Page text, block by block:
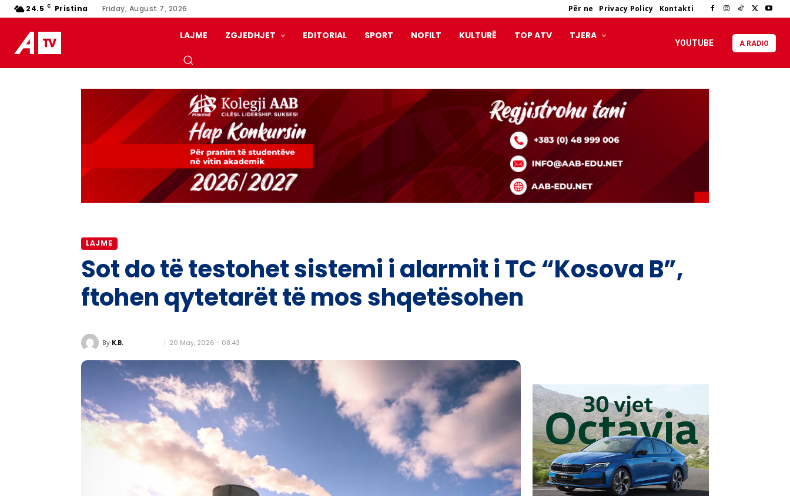
24.5 C Pristina Friday, August 7, 2026 Për ne Privacy Policy Kontakti
LAJME ZGJEDHJET EDITORIAL SPORT NOFILT KULTURË TOP ATV TJERA
YOUTUBE A RADIO
LAJME
Sot do të testohet sistemi i alarmit i TC “Kosova B”,
ftohen qytetarët të mos shqetësohen
By K.B. 20 May, 2026 - 08:43